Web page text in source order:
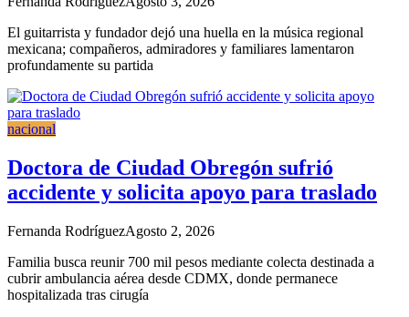
El guitarrista y fundador dejó una huella en la música regional
mexicana; compañeros, admiradores y familiares lamentaron
profundamente su partida
nacional
Doctora de Ciudad Obregón sufrió
accidente y solicita apoyo para traslado
Fernanda RodríguezAgosto 2, 2026
Familia busca reunir 700 mil pesos mediante colecta destinada a
cubrir ambulancia aérea desde CDMX, donde permanece
hospitalizada tras cirugía